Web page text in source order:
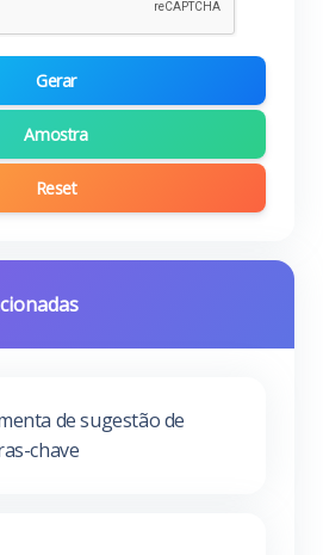
Gerar
Amostra
Reset
de sugestão de
chave